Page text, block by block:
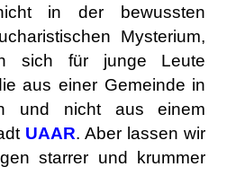
in der bewussten
Mysterium,
sich für junge Leute
aus einer Gemeinde in
und nicht aus einem
UAAR. Aber lassen wir
starrer und krummer